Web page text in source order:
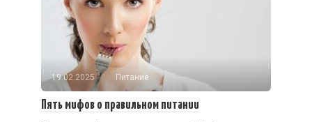
19.02.2025 Питание
Пять мифов о правильном питании